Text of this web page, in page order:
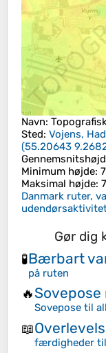
Navn:
Sted: Vojens,
(55.20643
Minimum højde:
Maksimal højde:
Danmark ruter,
Gør dig
🧪Bærbart
på ruten
🔥
Sovepose til
📖
færdigheder